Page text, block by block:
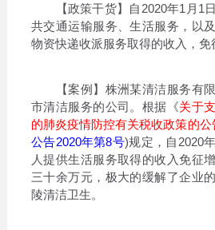
【政策干货】自2020年1月1日
共交通运输服务、生活服务，以
物资快递收派服务取得的收入，免
【案例】株洲某清洁服务有限
市清洁服务的公司。根据《关于
的肺炎疫情防控有关税收政策的公
公告2020年第8号)规定，自2020
人提供生活服务取得的收入免征
三十余万元，极大的缓解了企业
陵清洁卫生。